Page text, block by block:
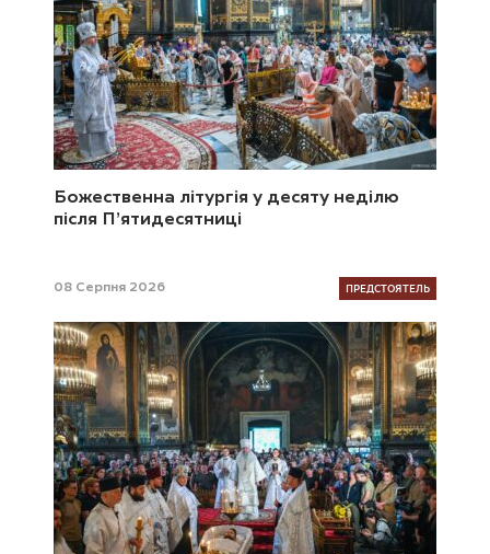
Божественна літургія у десяту неділю
після П’ятидесятниці
08 Серпня 2026 ПРЕДСТОЯТЕЛЬ